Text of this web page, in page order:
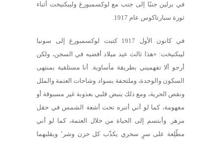
في برلين جنبًا إلى جنب مع لوكسمبورغ وليبكنيخت أثناء
ثورة سبارتاكوس عام 1917.
في كانون الأول 1917 كتبت لوكسمبورغ إلى سونيا
ليبكنيخت: «هذا ثالث عيد ميلاد أقضيه في السجن، ولكن
أرجو ألا تفهميني بطريقة مأساوية. أنا مستلقية بمنتهى
السكون والوحدة، وملتحفة بسواد وشاحات العتمة والملل
ونقص الحرية، ومع ذلك ينبض قلبي بعذوبة غير مسبوقة أو
مفهومة، كما لو أني أتنره تحت أشعة الشمس في حقل
مزهر. وأبتسم إلى الحياة من خلال العتمة، كما لو أني
مطّلِعة على سرٍ سحري يكذّب كل حزن وشر٬ ويقلبهما